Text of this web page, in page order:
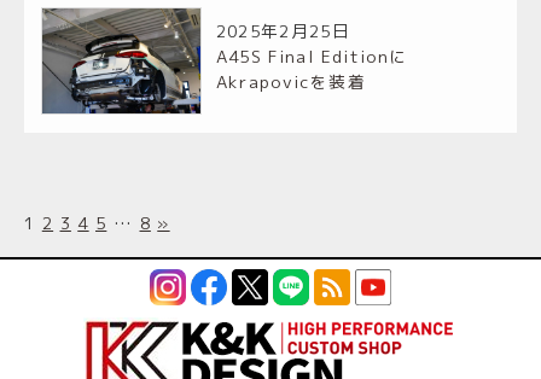
2025年2月25日
A45S Final Editionに
Akrapovicを装着
1 2 3 4 5 … 8 »